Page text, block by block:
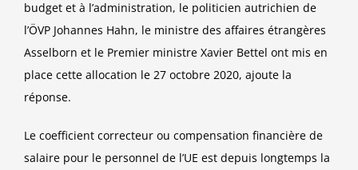
budget et à l’administration, le politicien autrichien de
l’ÖVP Johannes Hahn, le ministre des affaires étrangères
Asselborn et le Premier ministre Xavier Bettel ont mis en
place cette allocation le 27 octobre 2020, ajoute la
réponse.
Le coefficient correcteur ou compensation financière de
salaire pour le personnel de l’UE est depuis longtemps la